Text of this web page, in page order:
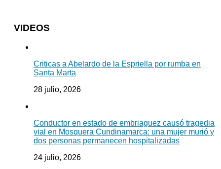
VIDEOS
Criticas a Abelardo de la Espriella por rumba en
Santa Marta
28 julio, 2026
Conductor en estado de embriaguez causó tragedia
vial en Mosquera Cundinamarca: una mujer murió y
dos personas permanecen hospitalizadas
24 julio, 2026